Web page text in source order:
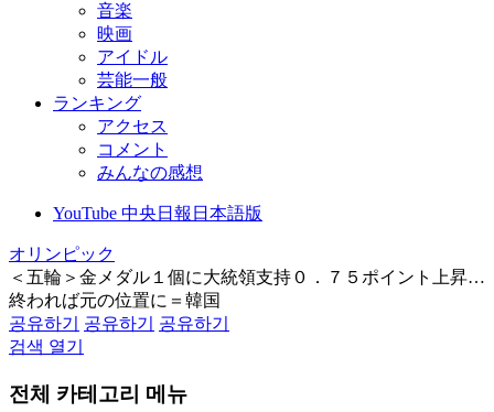
音楽
映画
アイドル
芸能一般
ランキング
アクセス
コメント
みんなの感想
YouTube 中央日報日本語版
オリンピック
＜五輪＞金メダル１個に大統領支持０．７５ポイント上昇…
終われば元の位置に＝韓国
공유하기
공유하기
공유하기
검색 열기
전체 카테고리 메뉴